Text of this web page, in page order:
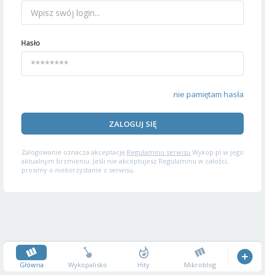
Hasło
nie pamiętam hasła
ZALOGUJ SIĘ
Zalogowanie oznacza akceptację Regulaminu serwisu Wykop.pl w jego
aktualnym brzmieniu. Jeśli nie akceptujesz Regulaminu w całości,
prosimy o niekorzystanie z serwisu.
Główna Wykopalisko Hity Mikroblog